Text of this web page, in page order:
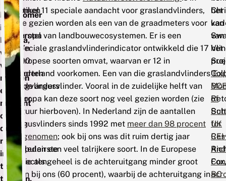
is
hoogzomer
in
Europa,
voor
veel
mensen
een
moment
om
de
natuur
in
te
trekken.
komen
in
Europa
zo’n
500
soorten
dagvlinders
voor.
Zij
zijn
de
populairste
insecten.
Ze
artikel 11 speciale aandacht voor graslandvlinders,
die gezien worden als een van de graadmeters voor
herstel van landbouwecosystemen. Er is een
speciale graslandvlinderindicator ontwikkeld die 17
Europese soorten omvat, waarvan er 12 in
Nederland voorkomen. Een van die graslandvlinders
is de argusvlinder. Vooral in de zuidelijke helft van
Europa kan deze soort nog veel gezien worden (zie
figuur hierboven). In Nederland zijn de aantallen
argusvlinders sinds 1992 met meer dan 98 procent
afgenomen; ook bij ons was dit ruim dertig jaar
geleden een veel talrijkere soort. In de Europese
Unie als geheel is de achteruitgang minder groot
dan bij ons (60 procent), waarbij de achteruitgang in
het
van
het
of
for
And
van
Sue
UK
Fox,
BC